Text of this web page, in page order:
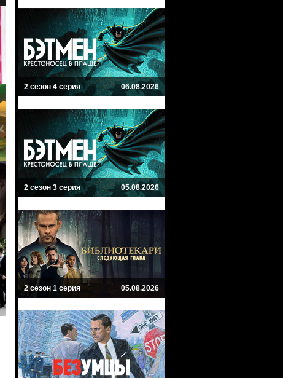
2 сезон 4 серия 06.08.2026
2 сезон 3 серия 05.08.2026
2 сезон 1 серия 05.08.2026